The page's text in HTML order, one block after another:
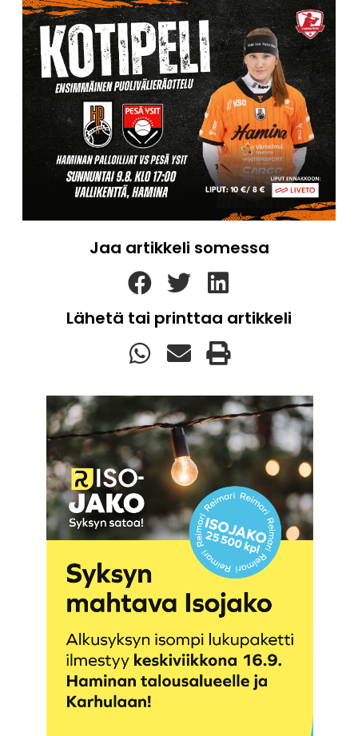
Jaa artikkeli somessa
Lähetä tai printtaa artikkeli